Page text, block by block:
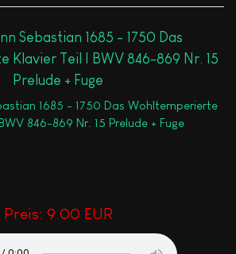
Sebastian 1685 - 1750 Das
Klavier Teil I BWV 846-869 Nr. 15
Prelude + Fuge
Preis: 9.00 EUR